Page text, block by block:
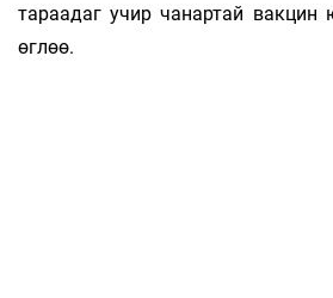
тараадаг учир чанартай
өглөө.